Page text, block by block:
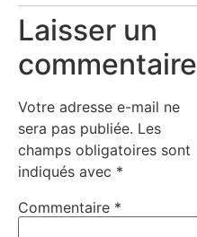
Laisser un
commentaire
Votre adresse e-mail ne
sera pas publiée. Les
champs obligatoires sont
indiqués avec *
Commentaire *